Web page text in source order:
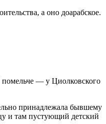
а оно доарабское.
помельче — у Циолковского
принадлежала бывшему
и там пустующий детский